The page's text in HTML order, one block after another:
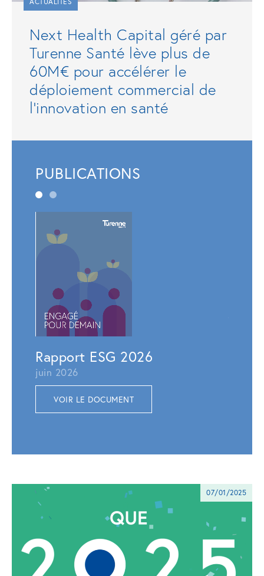
Next Health Capital géré par
Turenne Santé lève plus de
60M€ pour accélérer le
déploiement commercial de
l'innovation en santé
PUBLICATIONS
Rapport ESG 2026
juin 2026
VOIR LE DOCUMENT
07/01/2025